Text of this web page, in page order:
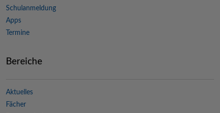
Schulanmeldung
Apps
Termine
Bereiche
Aktuelles
Fächer